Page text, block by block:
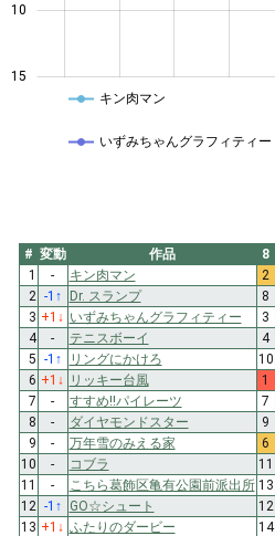
15
10
キン肉マン
いずみちゃんグラフィティー
# 変動 作品 8
1
- キン肉マン 2
2 -1 ↑ Dr. スランプ 8
3 +1 ↓ いずみちゃんグラフィティー 3
4
- テニスボーイ 4
5 -1 ↑ リングにかけろ 10
6 +1 ↓ リッキー台風 1
7
- すすめ!!パイレーツ 7
8
- ダイヤモンドスター 9
9
- 万年雪のみえる家 6
10
- コブラ 11
11
- こちら葛飾区亀有公園前派出所 13
12 -1 ↑ GO☆シュート 12
13 +1 ↓ ふたりのダービー 14